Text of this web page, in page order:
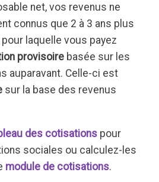
net, vos revenus ne
connus que 2 à 3 ans plus
pour laquelle vous payez
provisoire basée sur les
auparavant. Celle-ci est
sur la base des revenus
des cotisations pour
sociales ou calculez-les
module de cotisations.